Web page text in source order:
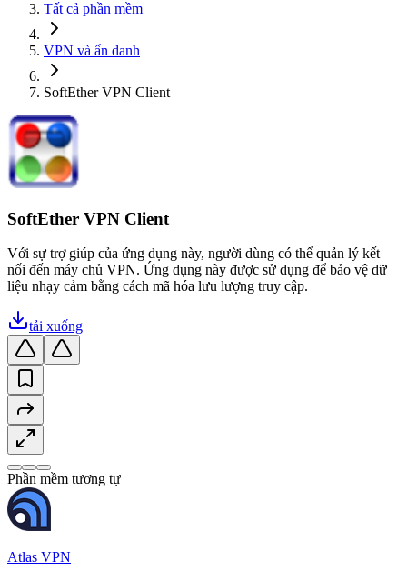
Tất cả phần mềm
VPN và ẩn danh
SoftEther VPN Client
SoftEther VPN Client
Với sự trợ giúp của ứng dụng này, người dùng có thể quản lý kết
nối đến máy chủ VPN. Ứng dụng này được sử dụng để bảo vệ dữ
liệu nhạy cảm bằng cách mã hóa lưu lượng truy cập.
tải xuống
Phần mềm tương tự
Atlas VPN